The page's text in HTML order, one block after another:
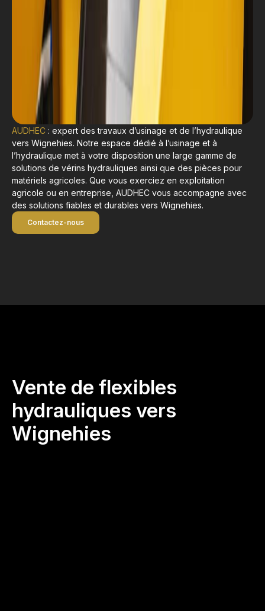
AUDHEC : expert des travaux d’usinage et de l’hydraulique
vers Wignehies. Notre espace dédié à l’usinage et à
l’hydraulique met à votre disposition une large gamme de
solutions de vérins hydrauliques ainsi que des pièces pour
matériels agricoles. Que vous exerciez en exploitation
agricole ou en entreprise, AUDHEC vous accompagne avec
des solutions fiables et durables vers Wignehies.
Contactez-nous
Vente de flexibles
hydrauliques vers
Wignehies